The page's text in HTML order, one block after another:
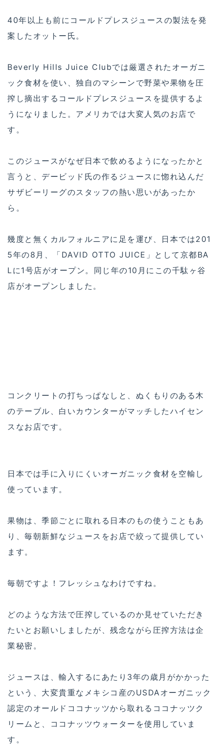
40年以上も前にコールドプレスジュースの製法を発
案したオットー氏。
Beverly Hills Juice Clubでは厳選されたオーガニ
ック食材を使い、独自のマシーンで野菜や果物を圧
搾し摘出するコールドプレスジュースを提供するよ
うになりました。アメリカでは大変人気のお店で
す。
このジュースがなぜ日本で飲めるようになったかと
言うと、デービッド氏の作るジュースに惚れ込んだ
サザビーリーグのスタッフの熱い思いがあったか
ら。
幾度と無くカルフォルニアに足を運び、日本では201
5年の8月、「DAVID OTTO JUICE」として京都BA
Lに1号店がオープン。同じ年の10月にこの千駄ヶ谷
店がオープンしました。
コンクリートの打ちっぱなしと、ぬくもりのある木
のテーブル、白いカウンターがマッチしたハイセン
スなお店です。
日本では手に入りにくいオーガニック食材を空輸し
使っています。
果物は、季節ごとに取れる日本のもの使うこともあ
り、毎朝新鮮なジュースをお店で絞って提供してい
ます。
毎朝ですよ！フレッシュなわけですね。
どのような方法で圧搾しているのか見せていただき
たいとお願いしましたが、残念ながら圧搾方法は企
業秘密。
ジュースは、輸入するにあたり3年の歳月がかかった
という、大変貴重なメキシコ産のUSDAオーガニック
認定のオールドココナッツから取れるココナッツク
リームと、ココナッツウォーターを使用していま
す。